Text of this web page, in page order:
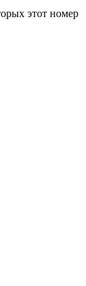
этот номер